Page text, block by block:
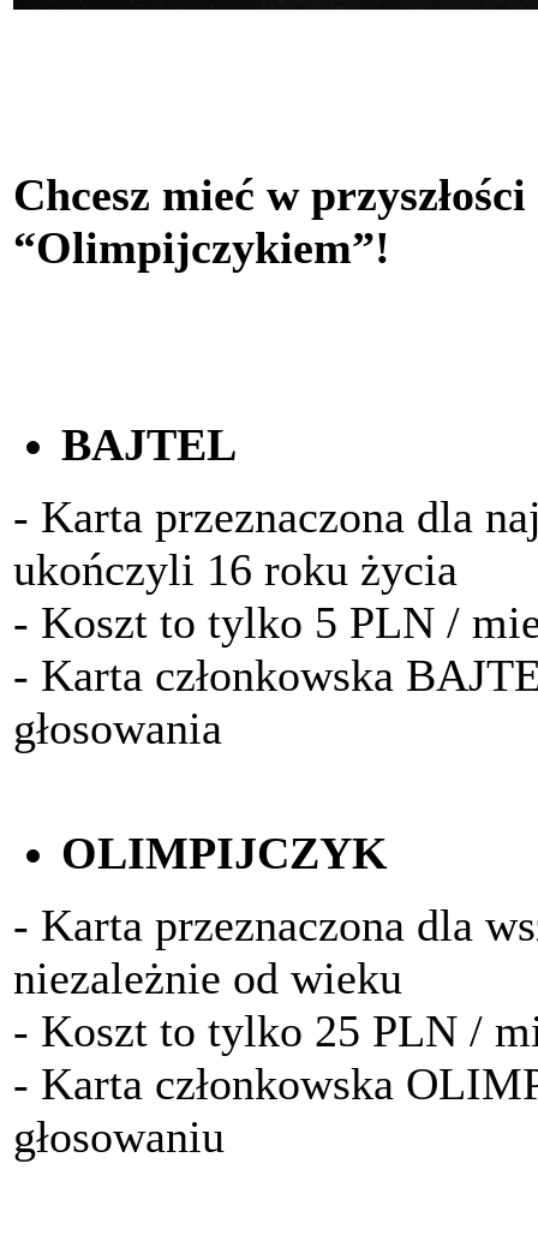
Chcesz mieć w
“Olimpijczykiem”!
BAJTEL
- Karta przeznaczona dla
ukończyli 16 roku życia
- Koszt to tylko 5 PLN /
- Karta członkowska
głosowania
OLIMPIJCZYK
- Karta przeznaczona dla
niezależnie od wieku
- Koszt to tylko 25 PLN /
- Karta członkowska
głosowaniu